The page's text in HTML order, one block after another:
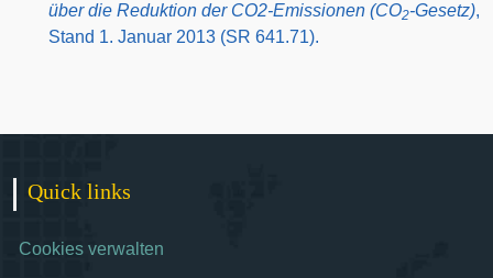
über die Reduktion der CO2-Emissionen (CO2-Gesetz),
Stand 1. Januar 2013 (SR 641.71).
Quick links
Cookies verwalten